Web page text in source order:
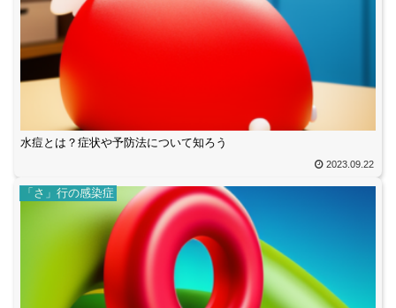
水痘とは？症状や予防法について知ろう
2023.09.22
「さ」行の感染症